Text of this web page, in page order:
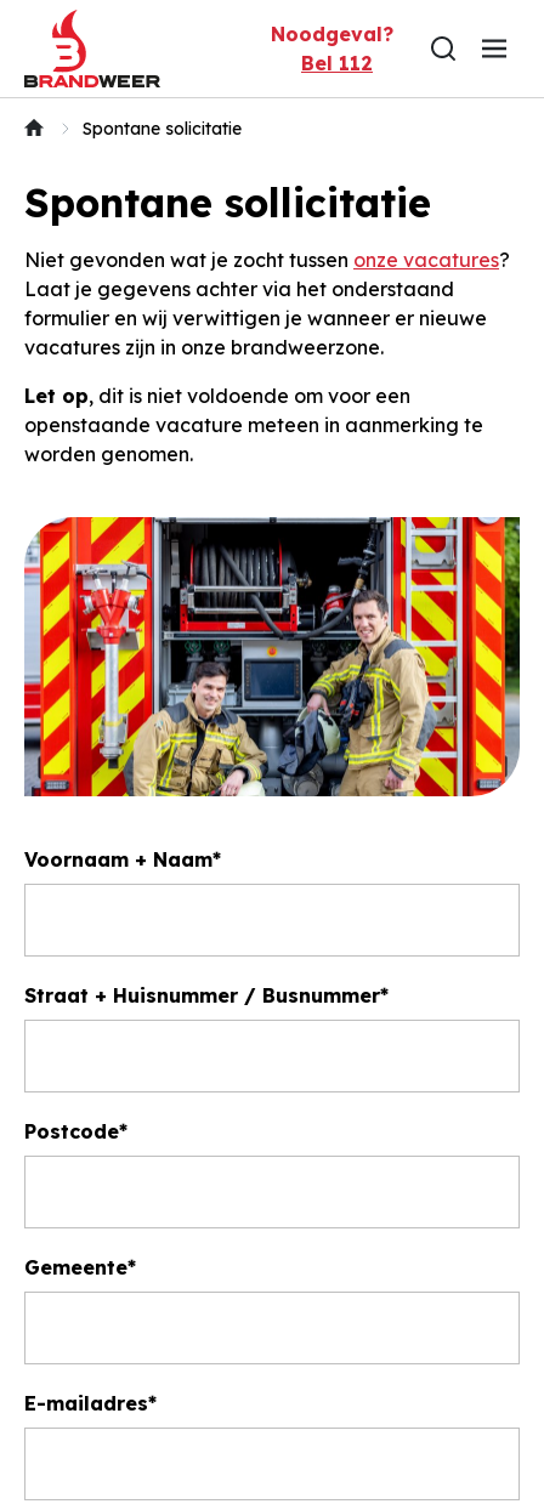
Naar inhoud
Noodgeval?
Bel 112
Spontane solicitatie
Spontane sollicitatie
Niet gevonden wat je zocht tussen onze vacatures?
Laat je gegevens achter via het onderstaand
formulier en wij verwittigen je wanneer er nieuwe
vacatures zijn in onze brandweerzone.
Let op, dit is niet voldoende om voor een
openstaande vacature meteen in aanmerking te
worden genomen.
Voornaam + Naam
Straat + Huisnummer / Busnummer
Postcode
Gemeente
E-mailadres